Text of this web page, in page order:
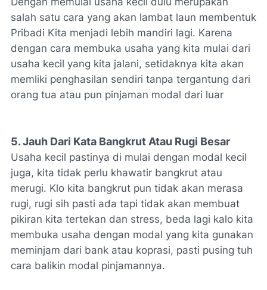
salah satu cara yang akan lambat laun membentuk
Pribadi Kita menjadi lebih mandiri lagi. Karena
dengan cara membuka usaha yang kita mulai dari
usaha kecil yang kita jalani, setidaknya kita akan
memliki penghasilan sendiri tanpa tergantung dari
orang tua atau pun pinjaman modal dari luar
5. Jauh Dari Kata Bangkrut Atau Rugi Besar
Usaha kecil pastinya di mulai dengan modal kecil
juga, kita tidak perlu khawatir bangkrut atau
merugi. Klo kita bangkrut pun tidak akan merasa
rugi, rugi sih pasti ada tapi tidak akan membuat
pikiran kita tertekan dan stress, beda lagi kalo kita
membuka usaha dengan modal yang kita gunakan
meminjam dari bank atau koprasi, pasti pusing tuh
cara balikin modal pinjamannya.